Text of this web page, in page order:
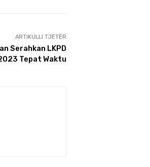
ARTIKULLI TJETËR
Serahkan LKPD
Tepat Waktu